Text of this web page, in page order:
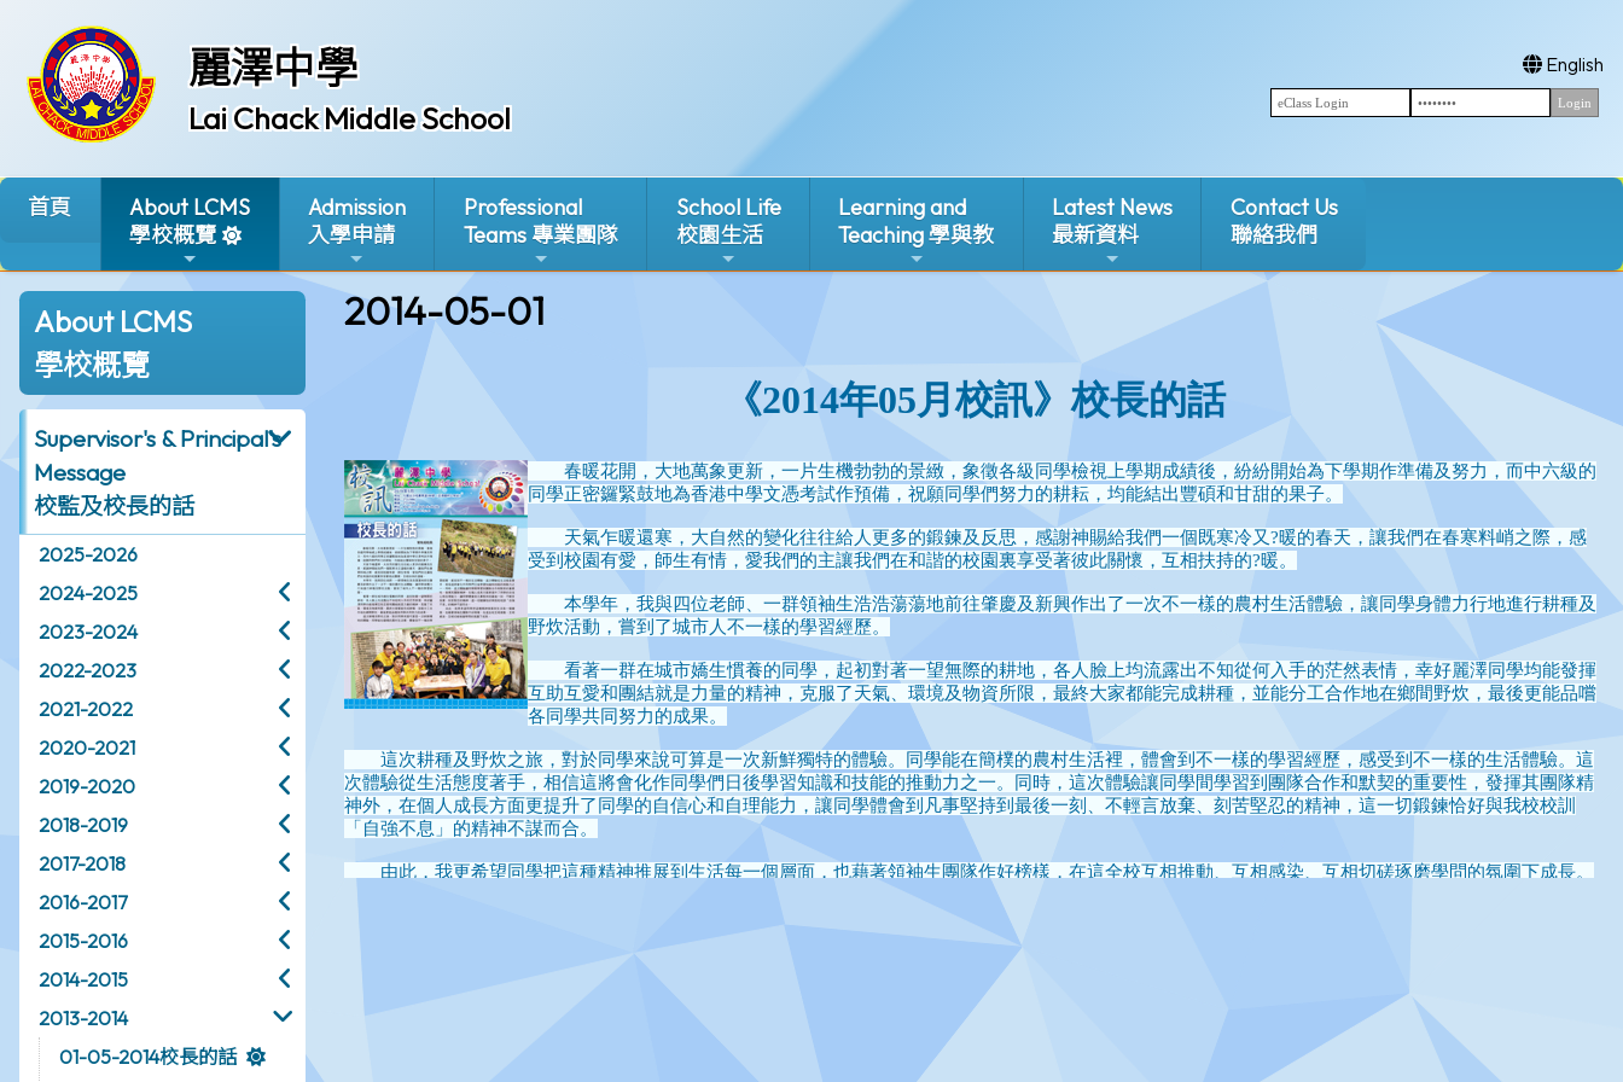
麗澤中學
Lai Chack Middle School
English
首頁
About LCMS
學校概覽
Admission
入學申請
Professional
Teams 專業團隊
School Life
校園生活
Learning and
Teaching 學與教
Latest News
最新資料
Contact Us
聯絡我們
About LCMS
學校概覽
Supervisor's & Principal's
Message
校監及校長的話
2025-2026
2024-2025
2023-2024
2022-2023
2021-2022
2020-2021
2019-2020
2018-2019
2017-2018
2016-2017
2015-2016
2014-2015
2013-2014
01-05-2014校長的話
2014-05-01